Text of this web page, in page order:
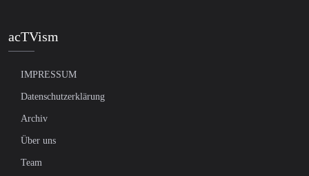
acTVism
IMPRESSUM
Datenschutzerklärung
Archiv
Über uns
Team